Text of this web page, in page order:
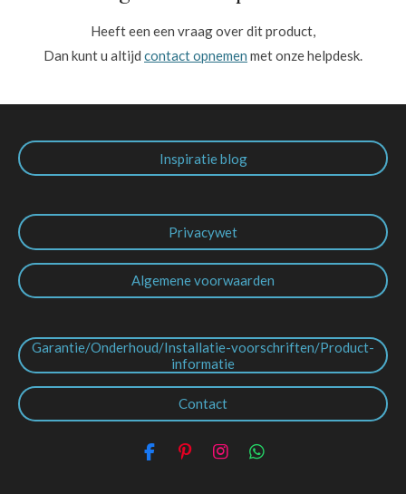
Heeft een een vraag over dit product,
Dan kunt u altijd contact opnemen met onze helpdesk.
Inspiratie blog
Privacywet
Algemene voorwaarden
Garantie/Onderhoud/Installatie-voorschriften/Product-
informatie
Contact
F
P
I
W